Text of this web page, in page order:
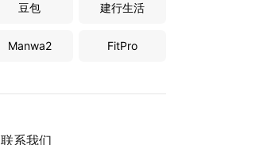
豆包 建行生活
Manwa2 FitPro
联系我们